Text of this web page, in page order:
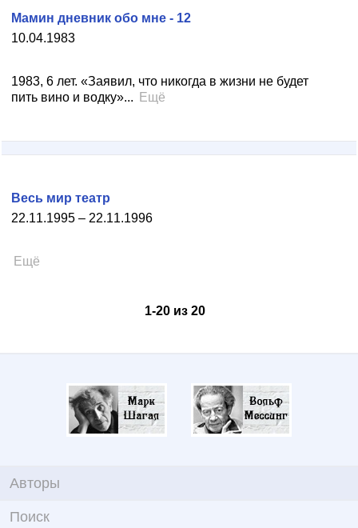
10.04.1983
Мамин дневник обо мне - 12
1983, 6 лет. «Заявил, что никогда в жизни не будет
пить вино и водку»...
Ещё
22.11.1995 – 22.11.1996
Весь мир театр
Ещё
1-20 из 20
Авторы
Поиск